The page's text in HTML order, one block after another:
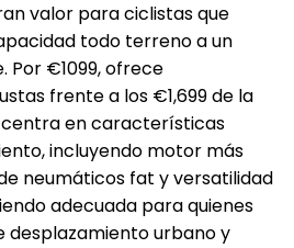
valor para ciclistas que
todo terreno a un
Por €1099, ofrece
frente a los €1,699 de la
centra en características
incluyendo motor más
neumáticos fat y versatilidad
adecuada para quienes
desplazamiento urbano y